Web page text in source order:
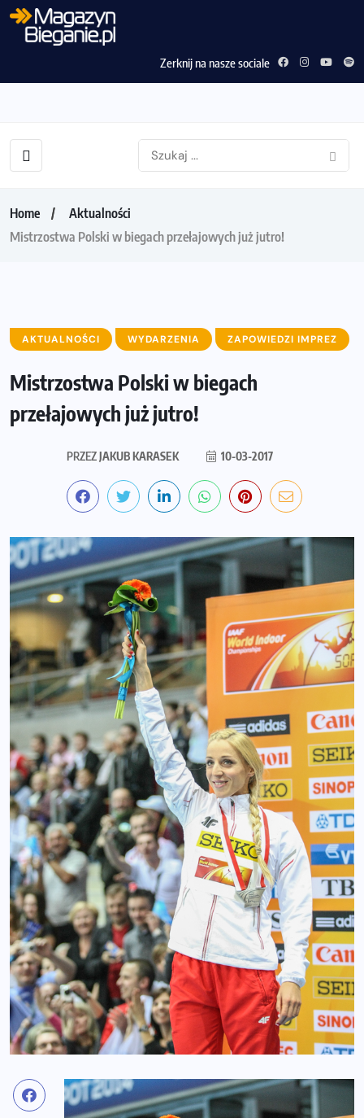
Zerknij na nasze sociale
Home
Aktualności
Mistrzostwa Polski w biegach przełajowych już jutro!
AKTUALNOŚCI WYDARZENIA ZAPOWIEDZI IMPREZ
Mistrzostwa Polski w biegach
przełajowych już jutro!
PRZEZJAKUB KARASEK 10-03-2017